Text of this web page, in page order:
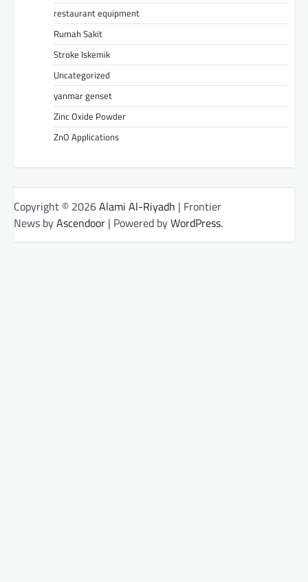
restaurant equipment
Rumah Sakit
Stroke Iskemik
Uncategorized
yanmar genset
Zinc Oxide Powder
ZnO Applications
Copyright © 2026Alami Al-Riyadh | Frontier
News byAscendoor | Powered byWordPress.